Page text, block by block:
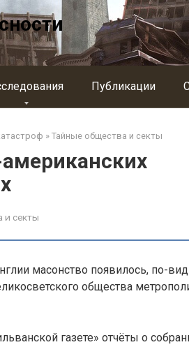
Публикации
» Тайные общества и секты
и секты
масонство появилось, по-
общества
газете» отчёты о